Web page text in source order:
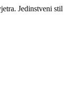
Jedinstveni stil